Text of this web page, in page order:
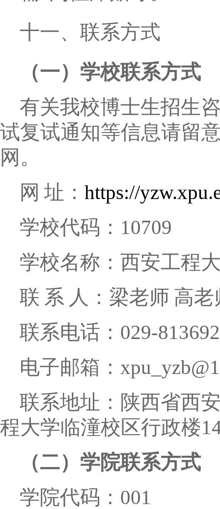
十一、联系方式
（一）学校联系方式
有关我校博士生招生
试复试通知等信息请留
网。
网 址： https://
学校代码： 10709
学校名称：西安工程
联 系 人：梁老师 高老
联系电话： 029-
电子邮箱：
联系地址：陕西省西
程大学临潼校区行政楼
（二）学院联系方式
学院代码： 001